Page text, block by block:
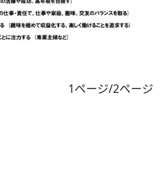
1ページ/2ページ